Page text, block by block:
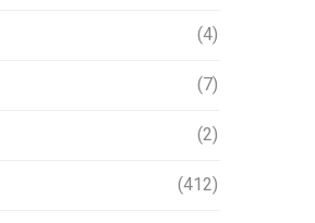
(4)
(7)
(2)
(412)